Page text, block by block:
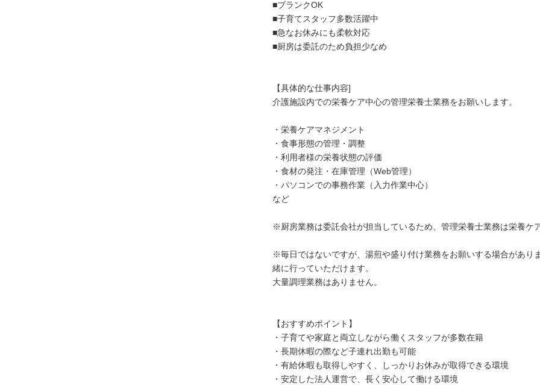
■ブランクOK
■子育てスタッフ多数活躍中
■急なお休みにも柔軟対応
■厨房は委託のため負担少なめ
【具体的な仕事内容]
介護施設内での栄養ケア中心の管理栄養士業務をお願いします。
・栄養ケアマネジメント
・食事形態の管理・調整
・利用者様の栄養状態の評価
・食材の発注・在庫管理（Web管理）
・パソコンでの事務作業（入力作業中心）
など
※厨房業務は委託会社が担当しているため、管理栄養士業務は栄養ケ
※毎日ではないですが、湯煎や盛り付け業務をお願いする場合があり
緒に行っていただけます。
大量調理業務はありません。
【おすすめポイント】
・子育てや家庭と両立しながら働くスタッフが多数在籍
・長期休暇の際など子連れ出勤も可能
・有給休暇も取得しやすく、しっかりお休みが取得できる環境
・安定した法人運営で、長く安心して働ける環境